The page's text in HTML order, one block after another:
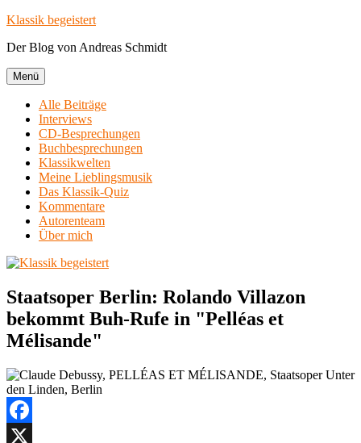
Zum
springen
Klassik begeistert
Der Blog von Andreas Schmidt
Menü
Alle Beiträge
Interviews
CD-Besprechungen
Buchbesprechungen
Klassikwelten
Meine Lieblingsmusik
Das Klassik-Quiz
Kommentare
Autorenteam
Über mich
Staatsoper Berlin: Rolando Villazon
bekommt Buh-Rufe in "Pelléas et
Mélisande"
Facebook